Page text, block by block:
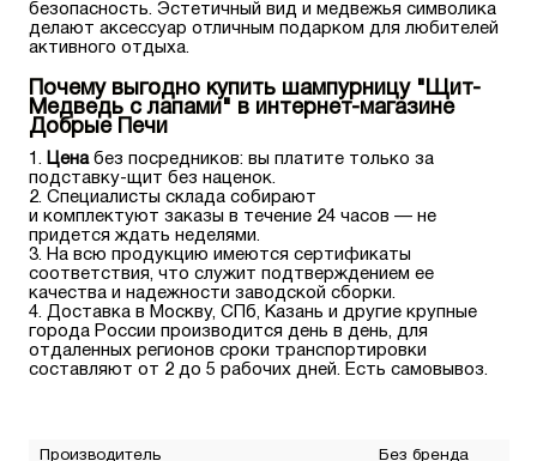
безопасность. Эстетичный вид и медвежья символика
делают аксессуар отличным подарком для любителей
активного отдыха.
Почему выгодно купить шампурницу "Щит-
Медведь с лапами" в интернет-магазине
Добрые Печи
Ценабез посредников: вы платите только за
подставку-щит без наценок.
Специалисты склада собирают
и комплектуют заказы в течение 24 часов — не
придется ждать неделями.
На всю продукцию имеются сертификаты
соответствия, что служит подтверждением ее
качества и надежности заводской сборки.
Доставка в Москву, СПб, Казань и другие крупные
города России производится день в день, для
отдаленных регионов сроки транспортировки
составляют от 2 до 5 рабочих дней. Есть самовывоз.
Производитель Без бренда